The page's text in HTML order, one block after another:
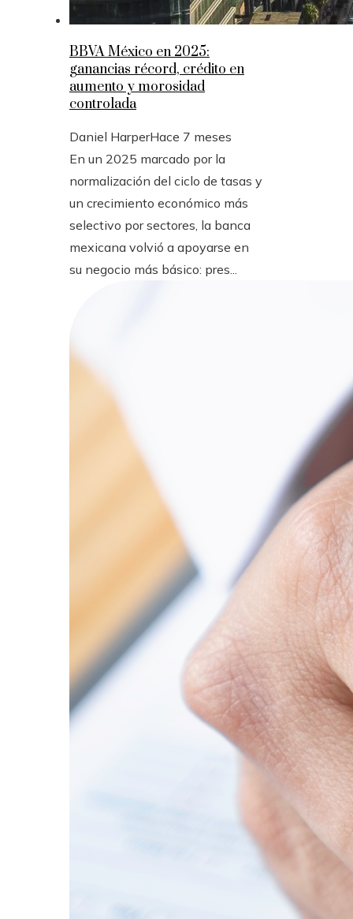
BBVA México en 2025:
ganancias récord, crédito en
aumento y morosidad
controlada
Daniel HarperHace 7 meses
En un 2025 marcado por la
normalización del ciclo de tasas y
un crecimiento económico más
selectivo por sectores, la banca
mexicana volvió a apoyarse en
su negocio más básico: pres...